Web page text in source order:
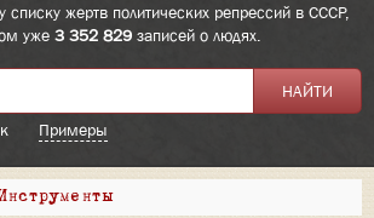
списку жертв политических репрессий в СССР,
уже 3 352 829 записей о людях.
Примеры